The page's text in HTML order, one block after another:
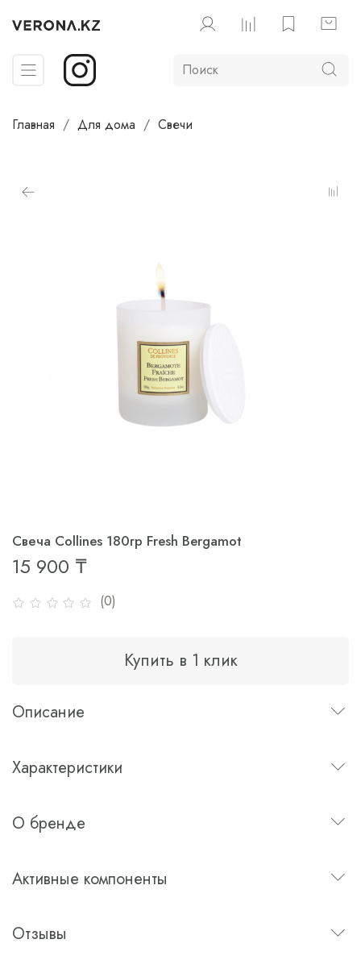
Главная Для дома Свечи
(0)
Свеча Collines 180гр Fresh Bergamot
15 900 ₸
Купить в 1 клик
Описание
Характеристики
О бренде
Активные компоненты
Отзывы